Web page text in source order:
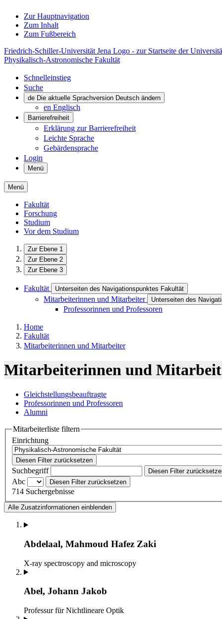
Zur Hauptnavigation
Zum Inhalt
Zum Fußbereich
Friedrich-Schiller-Universität Jena Logo - zur Startseite der
Physikalisch-Astronomische Fakultät
Schnelleinstieg
Suche
de Die aktuelle Sprachversion Deutsch ändern
en Englisch
Barrierefreiheit
Erklärung zur Barrierefreiheit
Leichte Sprache
Gebärdensprache
Login
Menü
Menü
Fakultät
Forschung
Studium
Vor dem Studium
Zur Ebene 1
Zur Ebene 2
Zur Ebene 3
Fakultät Unterseiten des Navigationspunktes Fakultät
Mitarbeiterinnen und Mitarbeiter Unterseiten des
Professorinnen und Professoren
Home
Fakultät
Mitarbeiterinnen und Mitarbeiter
Mitarbeiterinnen und
Gleichstellungsbeauftragte
Professorinnen und Professoren
Alumni
Mitarbeiterliste filtern
Einrichtung
Diesen Filter zurücksetzen
Suchbegriff Diesen Filter
Abc Diesen Filter zurücksetzen
714 Suchergebnisse
Alle Zusatzinformationen einblenden
Abdelaal, Mahmoud Hafez Zaki
X-ray spectroscopy and microscopy
Abel, Johann Jakob
Professur für Nichtlineare Optik